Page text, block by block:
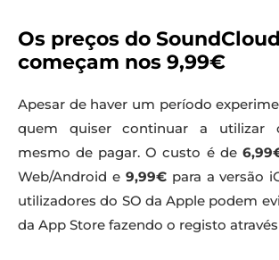
Os preços do
começam nos 9,99€
Apesar de haver um período
quem quiser continuar a utilizar
mesmo de pagar. O custo é de
Web/Android e 9,99€para a versão
utilizadores do SO da Apple podem
da App Store fazendo o registo através